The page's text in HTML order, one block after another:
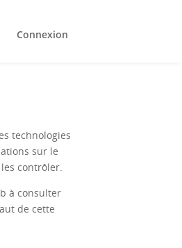
Connexion
technologies
sur le
contrôler.
à consulter
de cette